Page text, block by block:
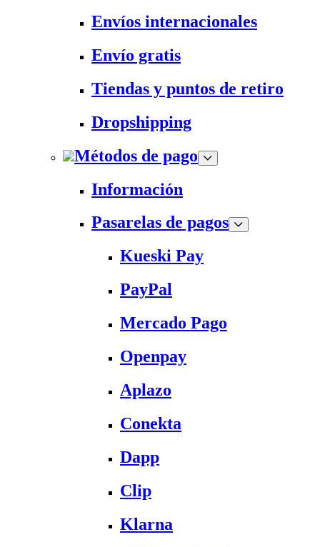
Envíos internacionales
Envío gratis
Tiendas y puntos de retiro
Dropshipping
Métodos de pago
Información
Pasarelas de pagos
Kueski Pay
PayPal
Mercado Pago
Openpay
Aplazo
Conekta
Dapp
Clip
Klarna